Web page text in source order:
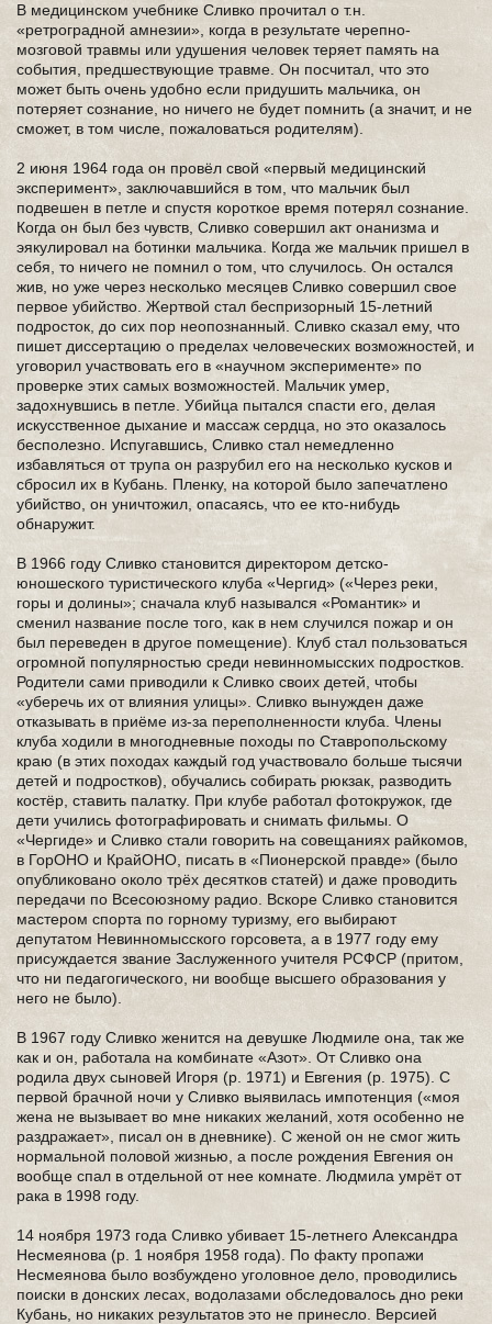
В медицинском учебнике Сливко прочитал о т.н.
«ретроградной амнезии», когда в результате черепно-
мозговой травмы или удушения человек теряет память на
события, предшествующие травме. Он посчитал, что это
может быть очень удобно если придушить мальчика, он
потеряет сознание, но ничего не будет помнить (а значит, и не
сможет, в том числе, пожаловаться родителям).
2 июня 1964 года он провёл свой «первый медицинский
эксперимент», заключавшийся в том, что мальчик был
подвешен в петле и спустя короткое время потерял сознание.
Когда он был без чувств, Сливко совершил акт онанизма и
эякулировал на ботинки мальчика. Когда же мальчик пришел в
себя, то ничего не помнил о том, что случилось. Он остался
жив, но уже через несколько месяцев Сливко совершил свое
первое убийство. Жертвой стал беспризорный 15-летний
подросток, до сих пор неопознанный. Сливко сказал ему, что
пишет диссертацию о пределах человеческих возможностей, и
уговорил участвовать его в «научном эксперименте» по
проверке этих самых возможностей. Мальчик умер,
задохнувшись в петле. Убийца пытался спасти его, делая
искусственное дыхание и массаж сердца, но это оказалось
бесполезно. Испугавшись, Сливко стал немедленно
избавляться от трупа он разрубил его на несколько кусков и
сбросил их в Кубань. Пленку, на которой было запечатлено
убийство, он уничтожил, опасаясь, что ее кто-нибудь
обнаружит.
В 1966 году Сливко становится директором детско-
юношеского туристического клуба «Чергид» («Через реки,
горы и долины»; сначала клуб назывался «Романтик» и
сменил название после того, как в нем случился пожар и он
был переведен в другое помещение). Клуб стал пользоваться
огромной популярностью среди невинномысских подростков.
Родители сами приводили к Сливко своих детей, чтобы
«уберечь их от влияния улицы». Сливко вынужден даже
отказывать в приёме из-за переполненности клуба. Члены
клуба ходили в многодневные походы по Ставропольскому
краю (в этих походах каждый год участвовало больше тысячи
детей и подростков), обучались собирать рюкзак, разводить
костёр, ставить палатку. При клубе работал фотокружок, где
дети учились фотографировать и снимать фильмы. О
«Чергиде» и Сливко стали говорить на совещаниях райкомов,
в ГорОНО и КрайОНО, писать в «Пионерской правде» (было
опубликовано около трёх десятков статей) и даже проводить
передачи по Всесоюзному радио. Вскоре Сливко становится
мастером спорта по горному туризму, его выбирают
депутатом Невинномысского горсовета, а в 1977 году ему
присуждается звание Заслуженного учителя РСФСР (притом,
что ни педагогического, ни вообще высшего образования у
него не было).
В 1967 году Сливко женится на девушке Людмиле она, так же
как и он, работала на комбинате «Азот». От Сливко она
родила двух сыновей Игоря (р. 1971) и Евгения (р. 1975). С
первой брачной ночи у Сливко выявилась импотенция («моя
жена не вызывает во мне никаких желаний, хотя особенно не
раздражает», писал он в дневнике). С женой он не смог жить
нормальной половой жизнью, а после рождения Евгения он
вообще спал в отдельной от нее комнате. Людмила умрёт от
рака в 1998 году.
14 ноября 1973 года Сливко убивает 15-летнего Александра
Несмеянова (р. 1 ноября 1958 года). По факту пропажи
Несмеянова было возбуждено уголовное дело, проводились
поиски в донских лесах, водолазами обследовалось дно реки
Кубань, но никаких результатов это не принесло. Версией